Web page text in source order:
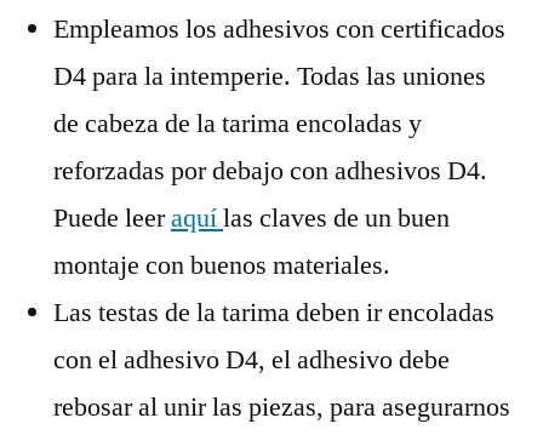
Empleamos los adhesivos con certificados
D4 para la intemperie. Todas las uniones
de cabeza de la tarima encoladas y
reforzadas por debajo con adhesivos D4.
Puede leeraquílas claves de un buen
montaje con buenos materiales.
Las testas de la tarima deben ir encoladas
con el adhesivo D4, el adhesivo debe
rebosar al unir las piezas, para asegurarnos